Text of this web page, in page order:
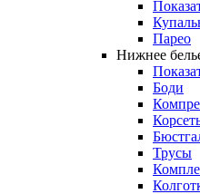
Парео
Нижнее
Боди
Трусы